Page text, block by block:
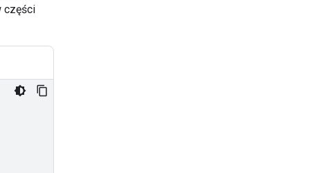
części